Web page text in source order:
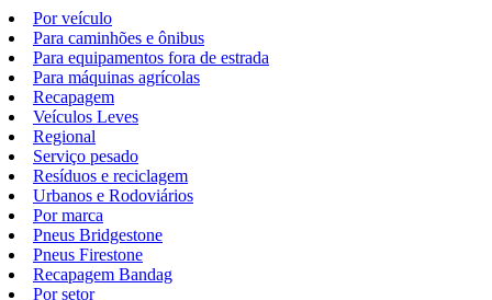
Por veículo
Para caminhões e ônibus
Para equipamentos fora de estrada
Para máquinas agrícolas
Recapagem
Veículos Leves
Regional
Serviço pesado
Resíduos e reciclagem
Urbanos e Rodoviários
Por marca
Pneus Bridgestone
Pneus Firestone
Recapagem Bandag
Por setor